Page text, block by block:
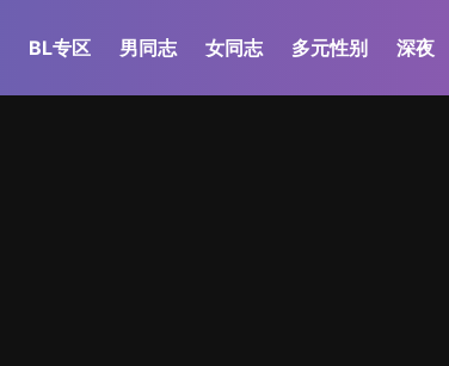
BL专区 男同志 女同志 多元性别 深夜